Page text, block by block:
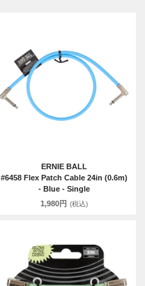
ERNIE BALL
#6458 Flex Patch Cable 24in (0.6m)
- Blue - Single
1,980円 (税込)